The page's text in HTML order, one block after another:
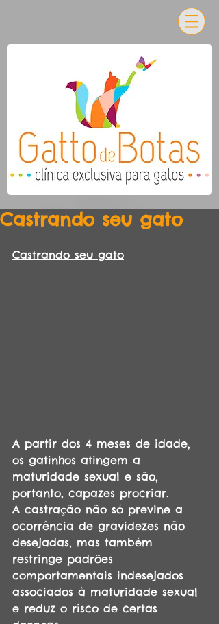
Castrando seu gato
Castrando seu gato
A partir dos 4 meses de idade,
os gatinhos atingem a
maturidade sexual e são,
portanto, capazes procriar.
A castração não só previne a
ocorrência de gravidezes não
desejadas, mas também
restringe padrões
comportamentais indesejados
associados à maturidade sexual
e reduz o risco de certas